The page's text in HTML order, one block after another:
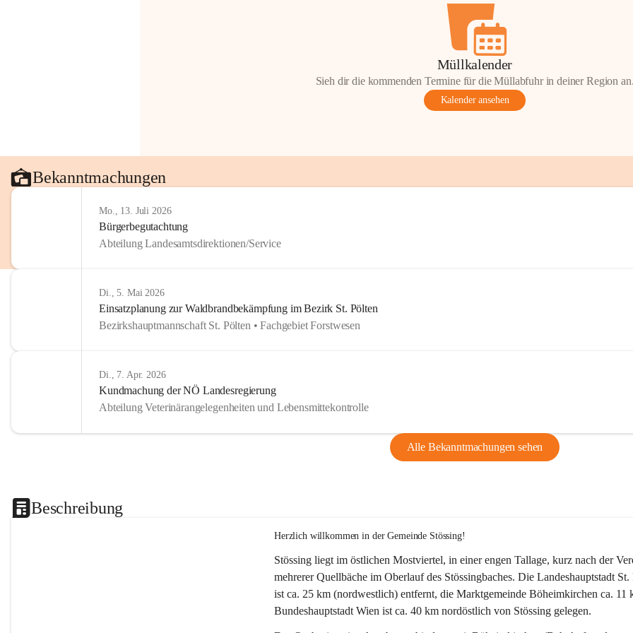
Müllkalender
Sieh dir die kommenden Termine für die Müllabfuhr in deiner Region
Kalender ansehen
Bekanntmachungen
Mo., 13. Juli 2026
Bürgerbegutachtung
Abteilung Landesamtsdirektionen/Service
Di., 5. Mai 2026
Einsatzplanung zur Waldbrandbekämpfung im Bezirk St. Pölten
Bezirkshauptmannschaft St. Pölten • Fachgebiet Forstwesen
Di., 7. Apr. 2026
Kundmachung der NÖ Landesregierung
Abteilung Veterinärangelegenheiten und Lebensmittekontrolle
Alle Bekanntmachungen sehen
Beschreibung
Herzlich willkommen in der Gemeinde Stössing!
Stössing liegt im östlichen Mostviertel, in einer engen Tallage, kurz nach der
mehrerer Quellbäche im Oberlauf des Stössingbaches. Die Landeshauptstadt
ist ca. 25 km (nordwestlich) entfernt, die Marktgemeinde Böheimkirchen ca.
Bundeshauptstadt Wien ist ca. 40 km nordöstlich von Stössing gelegen.